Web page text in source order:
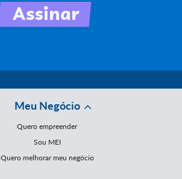
Meu Negócio
Quero empreender
Sou MEI
Quero melhorar meu negócio